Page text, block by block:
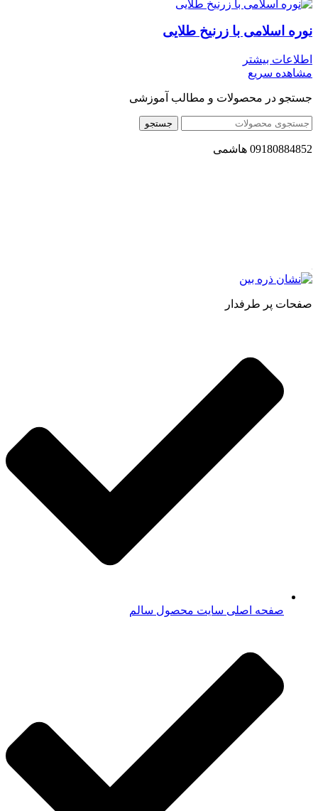
نوره اسلامی با زرنیخ طلایی
اطلاعات بیشتر
مشاهده سریع
جستجو در محصولات و مطالب آموزشی
جستجو
09180884852 هاشمی
صفحات پر طرفدار
صفحه اصلی سایت محصول سالم